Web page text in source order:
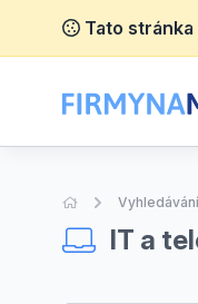
Tato
Úvodní stránka
Vyhledávání
IT a